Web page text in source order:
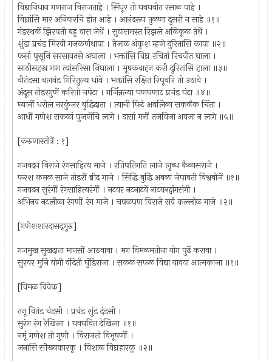
विद्यानिधान गणराज विराजताहे । सिंधूर तो घवघवीत रसाळ पाहे ।
विघ्नांसि मार अनिवारचि होत आहे । आनंदरूप तुळणा दुसरी न साहे ॥१॥
गंडस्थळें झिरपती बहु वास जेथें । सुवासमस्त रिझले अळिकूळ तेथें ।
शुंडा प्रचंड मिरवी गजकर्णथापा । तेजाळ अंकुश म्हणे दुरितासि कापा ॥२॥
फर्सा पुसूनि सरसावतसे अघाला । भक्तांसि विघ्न रचितां रिचवीत घाला ।
साठीसहस्र गण त्यांसरिसा निघाला । मूषकवाहन करी दुरितासि हाला ॥३॥
वीतंडसा बलवंड गिरितुल्य धांवे । भक्तांसि रक्षित रिपूवरि तो उठावे ।
अंदूस तोडरगुणें करितो चपेटा । गर्जिन्नल्या घणघणाट प्रचंड घंटा ॥४॥
घ्यानीं धरील नरकुंजर बुद्धिदाता । त्याची फिटे अवलिळा सकळैक चिंता ।
आधीं गणेश सकळां पुजणेंचि लागे । दासां मनीं तजविजा अवजा न लागे ॥५॥
[करुणास्तोत्रें : १]
गजवदन विराजे रंगसाहित्य माजे । रतिपतिगति लाजे लुब्ध कैळासराजे ।
फरश कमळ साजे तोडरीं ब्रीद गाजे । सिद्धि बुद्धि अबळा जेपावती विश्वबीजें ॥१॥
गजवदन सुरंगीं रंगसाहित्यरंगीं । नटवर नटनाटयें नाटयनट्वांगसंगी ।
अभिनव नटलीळा रंगणीं रंग माजे । चपळपण विराजे सर्व कल्लोळ गाजे ॥२॥
[गणेशशारदासद्‌गुरु]
गजमुख सुखदाता मानसीं आठवावा । मग विमळमतीचा योग पुढें करावा ।
सुरवर मुनि योगी वंदिती घुंडिराजा । सकळ सफळ विद्या यावया आत्मकाजा ॥१॥
[विमळ विवेक]
तनू वितंड चंडसी । प्रचंड शुंड दंडसी ।
सुरंग रंग रेखिला । घवघवित देखिला ॥१॥
नमूं गणेश तो गुणी । विराजतो विभूषणीं ।
जनासि सौख्यकारकू । विशाळ विघ्नहारकू ॥२॥